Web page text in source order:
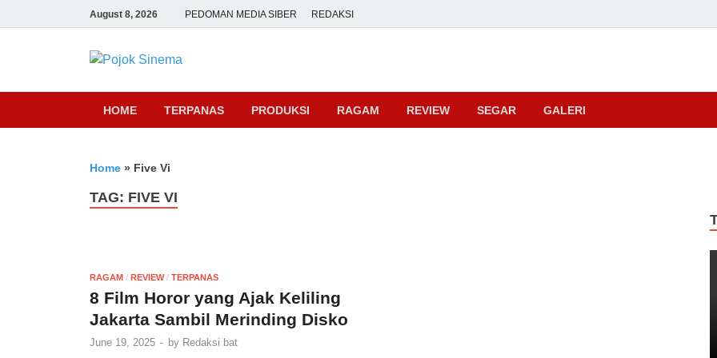
August 8, 2026 PEDOMAN MEDIA SIBER REDAKSI
Pojok Sinema
HOME TERPANAS PRODUKSI RAGAM REVIEW SEGAR GALERI
Home » Five Vi
TAG: FIVE VI
RAGAM / REVIEW/ TERPANAS
8 Film Horor yang Ajak Keliling
Jakarta Sambil Merinding Disko
June 19, 2025 - by Redaksi bat